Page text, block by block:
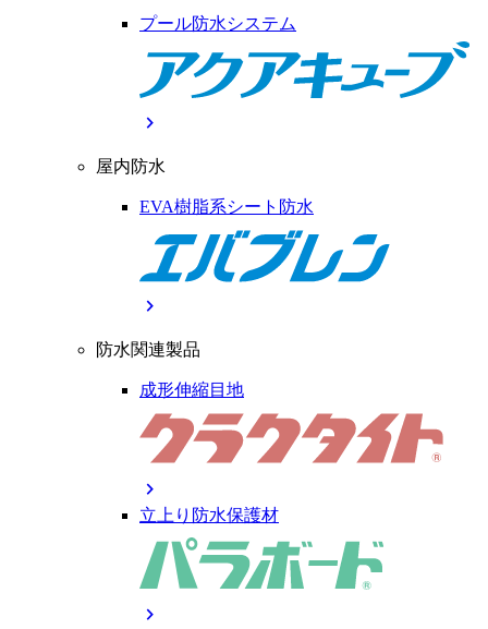
プール防水システム
chevron_right
屋内防水
EVA樹脂系シート防水
chevron_right
防水関連製品
成形伸縮目地
chevron_right
立上り防水保護材
chevron_right